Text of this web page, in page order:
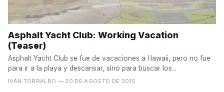
Asphalt Yacht Club: Working Vacation
(Teaser)
Asphalt Yacht Club se fue de vacaciones a Hawaii, pero no fue
para ir a la playa y descansar, sino para buscar los...
IVÁN TORRALBO — 20 DE AGOSTO DE 2015